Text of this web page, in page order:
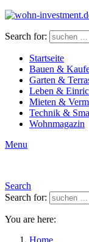
Search for:
Startseite
Bauen &
Garten &
Leben &
Mieten &
Technik &
Wohnmagazin
Menu
Search
Search for:
You are here:
Home